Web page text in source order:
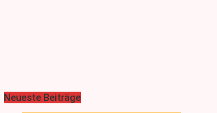
Neueste Beiträge